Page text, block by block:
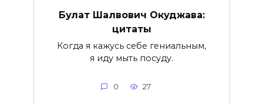
Булат Шалвович Окуджава:
цитаты
Когда я кажусь себе гениальным,
я иду мыть посуду.
0 27